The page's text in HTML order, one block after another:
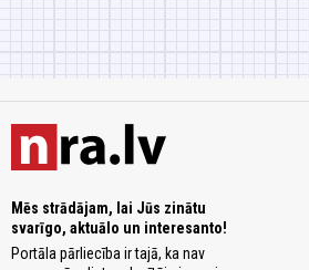
Mēs strādājam, lai Jūs zinātu
svarīgo, aktuālo un interesanto!
Portāla pārliecība ir tajā, ka nav